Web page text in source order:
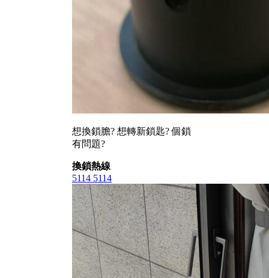
想換鎖膽? 想轉新鎖匙? 個鎖
有問題?
換鎖熱線
5114 5114